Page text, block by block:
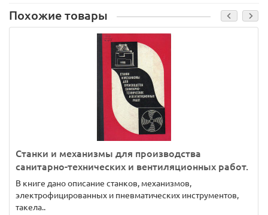
Похожие товары
Станки и механизмы для производства
санитарно-технических и вентиляционных работ.
В книге дано описание станков, механизмов,
электрофицированных и пневматических инструментов,
такела..